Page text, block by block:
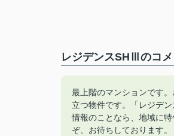
レジデンスSHⅢのコ
最上階のマンションです
立つ物件です。「レジデ
情報のことなら、地域に
ぞ、お待ちしております。